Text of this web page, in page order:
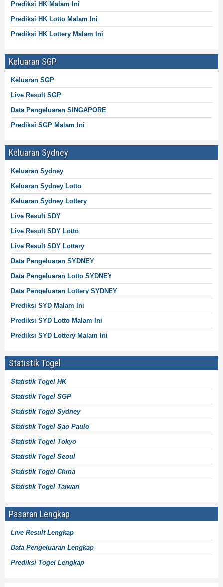
Prediksi HK Malam Ini
Prediksi HK Lotto Malam Ini
Prediksi HK Lottery Malam Ini
Keluaran SGP
Keluaran SGP
Live Result SGP
Data Pengeluaran SINGAPORE
Prediksi SGP Malam Ini
Keluaran Sydney
Keluaran Sydney
Keluaran Sydney Lotto
Keluaran Sydney Lottery
Live Result SDY
Live Result SDY Lotto
Live Result SDY Lottery
Data Pengeluaran SYDNEY
Data Pengeluaran Lotto SYDNEY
Data Pengeluaran Lottery SYDNEY
Prediksi SYD Malam Ini
Prediksi SYD Lotto Malam Ini
Prediksi SYD Lottery Malam Ini
Statistik Togel
Statistik Togel HK
Statistik Togel SGP
Statistik Togel Sydney
Statistik Togel Sao Paulo
Statistik Togel Tokyo
Statistik Togel Seoul
Statistik Togel China
Statistik Togel Taiwan
Pasaran Lengkap
Live Result Lengkap
Data Pengeluaran Lengkap
Prediksi Togel Lengkap